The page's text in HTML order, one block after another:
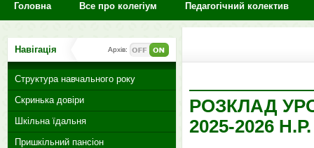
Головна Все про колегіум Педагогічний колектив
РОЗКЛАД
2025-2026 Н.Р.
Навігація Архів:
Структура навчального року
Скринька довіри
Шкільна їдальня
Пришкільний пансіон